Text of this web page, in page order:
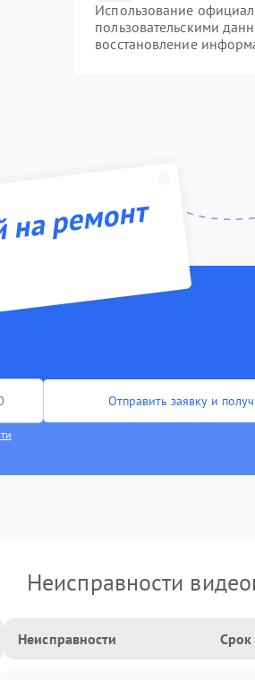
Использование
пользовательскими
восстановление
ремонт
Отправить заявку и
Неисправности
Неисправности Срок